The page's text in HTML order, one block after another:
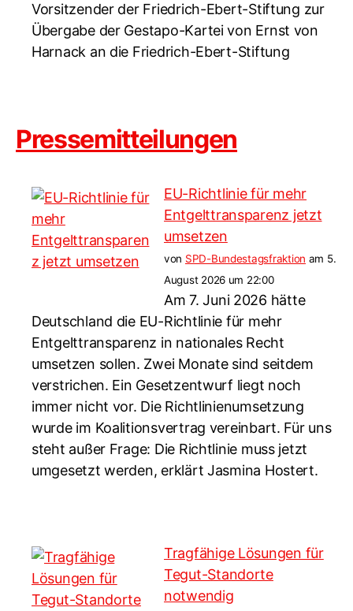
Vorsitzender der Friedrich-Ebert-Stiftung zur
Übergabe der Gestapo-Kartei von Ernst von
Harnack an die Friedrich-Ebert-Stiftung
Pressemitteilungen
EU-Richtlinie für mehr
Entgelttransparenz jetzt
umsetzen
von SPD-Bundestagsfraktion am 5.
August 2026 um 22:00
Am 7. Juni 2026 hätte
Deutschland die EU-Richtlinie für mehr
Entgelttransparenz in nationales Recht
umsetzen sollen. Zwei Monate sind seitdem
verstrichen. Ein Gesetzentwurf liegt noch
immer nicht vor. Die Richtlinienumsetzung
wurde im Koalitionsvertrag vereinbart. Für uns
steht außer Frage: Die Richtlinie muss jetzt
umgesetzt werden, erklärt Jasmina Hostert.
Tragfähige Lösungen für
Tegut-Standorte
notwendig